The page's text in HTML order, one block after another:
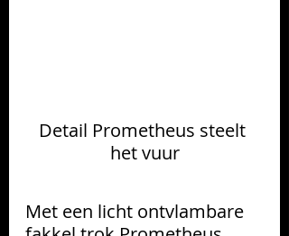
Detail Prometheus steelt
het vuur
Met een licht ontvlambare